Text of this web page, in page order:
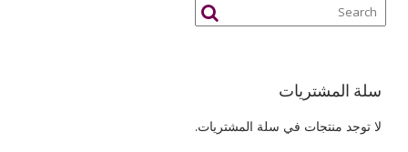
سلة المشتريات
لا توجد منتجات في سلة المشتريات.